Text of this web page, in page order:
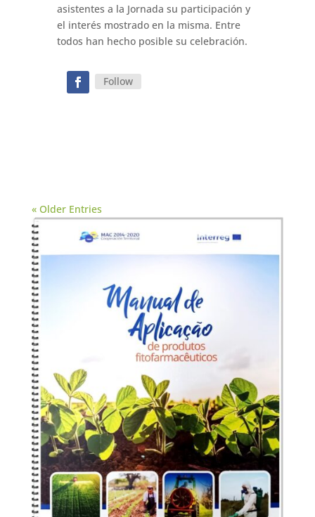
asistentes a la Jornada su participación y
el interés mostrado en la misma. Entre
todos han hecho posible su celebración.
Follow
« Older Entries